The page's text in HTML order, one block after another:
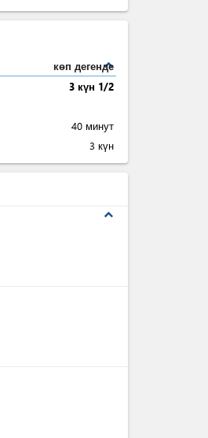
expand_less
көп дегенде
3 күн 1/2
40 минут
3 күн
expand_less